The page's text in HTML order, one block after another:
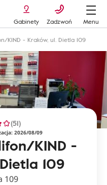
Gabinety Zadzwoń
Menu
KIND - Kraków, ul. Dietla 109
KIND -
109
(51)
2026/08/09
109